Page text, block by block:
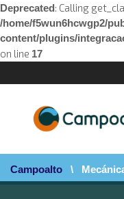
Deprecated: Calling
/home/f5wun6hcwgp2/
content/plugins/
on line 17
Campoalto \